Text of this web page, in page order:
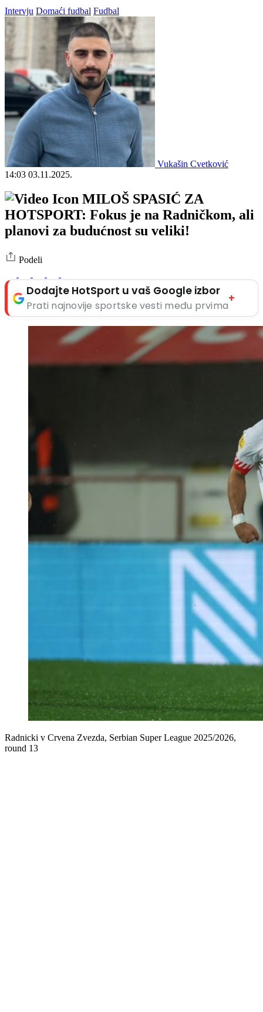
Intervju Domaći fudbal Fudbal
Vukašin Cvetković
14:03 03.11.2025.
MILOŠ SPASIĆ ZA
HOTSPORT: Fokus je na Radničkom, ali
planovi za budućnost su veliki!
Podeli
Dodajte HotSport u vaš Google izbor
Prati najnovije sportske vesti među prvima
+
Radnicki v Crvena Zvezda, Serbian Super League 2025/2026,
round 13